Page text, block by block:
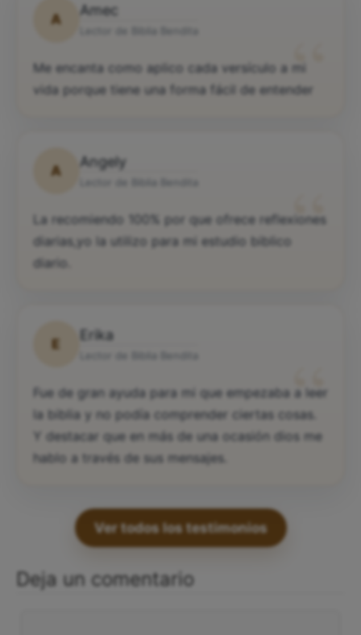
A
Amec
“
Me encanta como aplico cada versículo a mi
vida porque tiene una forma fácil de entender
A
Angely
“
La recomiendo 100% por que ofrece reflexiones
diarias,yo la utilizo para mi estudio biblico
diario.
E
Erika
“
Fue de gran ayuda para mi que empezaba a leer
la biblia y no podía comprender ciertas cosas.
Y destacar que en más de una ocasión dios me
hablo a través de sus mensajes.
Ver todos los testimonios
Deja un comentario